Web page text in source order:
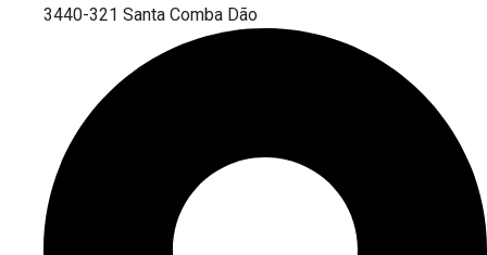
3440-321 Santa Comba Dão